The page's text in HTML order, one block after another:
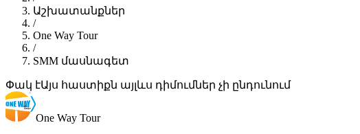
Աշխատանքներ
/
One Way Tour
/
SMM մասնագետ
Փակ էԱյս հաստիքն այլևս դիմումներ չի ընդունում
One Way Tour